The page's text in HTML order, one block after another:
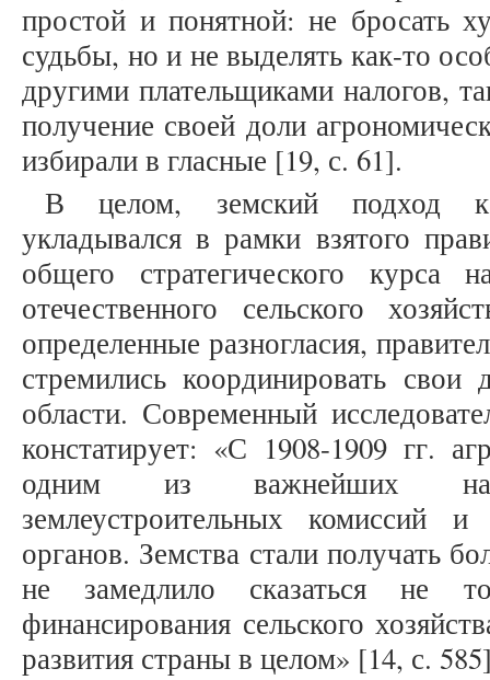
простой и понятной: не бросать
судьбы, но и не выделять как-то
другими плательщиками налогов,
получение своей доли
избирали в гласные [19, с. 61].
В целом, земский подход к
укладывался в рамки взятого
общего стратегического курса
отечественного сельского
определенные разногласия,
стремились координировать свои
области. Современный
констатирует: «С 1908-1909 гг.
одним из важнейших
землеустроительных комиссий и
органов. Земства стали получать
не замедлило сказаться не
финансирования сельского
развития страны в целом» [14, с.